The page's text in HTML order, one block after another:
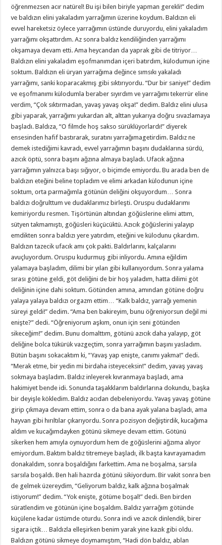
öğrenmezsen acır natürel! Bu işi bilen biriyle yapman gerekli!” dedim
ve baldızın elini yakaladım yarrağımın üzerine koydum. Baldızın eli
evvel hareketsiz öylece yarrağımın üstünde duruyordu, elini yakaladım
yarrağımı okşattırdım. Az sonra baldız kendiliğinden yarrağımı
okşamaya devam etti. Ama heycandan da yaprak gibi de titriyor…
Baldızın elini yakaladım eşofmanımdan içeri batırdım, külodumun içine
soktum. Baldızın eli üryan yarrağıma değince sımsıkı yakaladı
yarrağımı, sanki koparacakmış gibi sıktırıyordu. “Dur bir saniye!” dedim
ve eşofmanımı külodumla beraber sıyırdım ve yarrağımı tekerrür eline
verdim, “Çok sıktırmadan, yavaş yavaş okşa!” dedim. Baldız elini ulusa
gibi yaparak, yarrağımı yukardan alt, alttan yukarıya doğru sıvazlamaya
başladı. Baldıza, “O filmde hoş sakso sürüklüyorlardı!” diyerek
ensesinden hafif bastırarak, suratını yarrağımagetirdim. Baldız ne
demek istediğimi kavradı, evvel yarrağımın başını dudaklarına sürdü,
azıcık öptü, sonra başını ağzına almaya başladı. Ufacık ağzına
yarrağımın yalnızca başı sığıyor, o biçimde emiyordu. Bu arada ben de
baldızın eteğini beline topladım ve elimi arkadan külodunun içine
soktum, orta parmağımla götünün deliğini okşuyordum… Sonra
baldızı doğrulttum ve dudaklarımız birleşti. Oruspu dudaklarımı
kemiriyordu resmen. Tişörtünün altından göğüslerine elimi attım,
sütyen takmamıştı, göğüsleri küçücüktü. Azıcık göğüslerini yalayıp
emdikten sonra baldızı yere yatırdım, eteğini ve külodunu çıkardım.
Baldızın tazecik ufacık amı çok pakti. Baldırlarını, kalçalarını
avuçluyordum. Oruspu kudurmuş gibi inliyordu. Amına eğildim
yalamaya başladım, dilimi bir yılan gibi kullanıyordum. Sonra yalama
sırası götüne geldi, göt deliğini de bir hoş yaladım, hatta dilimi göt
deliğinin içine dahi soktum. Götünden amına, amından götüne doğru
yalaya yalaya baldızı orgazm ettim… “Kalk baldız, yarrağı yemenin
süreyi geldi!” dedim. “Ama ben bakireyim, bunu öğreniyorsun değil mi
enişte?” dedi. “Öğreniyorum aşkım, onun için seni götünden
sikeceğim!” dedim. Bunu domalttım, götünü azıcık daha yalayıp, göt
deliğine bolca tükürük vazgeçtim, sonra yarrağımın başını yasladım.
Bütün başını sokacaktım ki, “Yavaş yap enişte, canımı yakma!” dedi.
“Merak etme, bir yedin mi birdaha isteyeceksin!” dedim, yavaş yavaş
sokmaya başladım. Baldız inleyerek kıvranmaya başladı, ama
hakimiyet bende idi. Sonunda taşakklarım baldırlarına dokundu, başka
bir deyişle kökledim. Baldız acıdan debeleniyordu. Yavaş yavaş götüne
girip çıkmaya devam ettim, sonra o da bana ayak yalana başladı, ama
hayvan gibi hırıltılar çıkarıyordu. Sonra pozisyon değiştirdik, kucağıma
aldım ve kucağımdayken götünü sikmeye devam ettim. Götünü
sikerken hem amıyla oynuyordum hem de göğüslerini ağzıma alıyor
emiyordum. Baktım baldız titremeye başladı, ilk başta kavrayamadım
donakaldım, sonra boşaldığını farkettim. Ama ne boşalma, sarsıla
sarsıla boşaldı. Ben hali hazırda götünü sikiyordum. Bir vakit sonra ben
de gelmek üzereydim, “Geliyorum baldız, kalk ağzına boşalmak
istiyorum!” dedim. “Yok enişte, götüme boşal!” dedi. Ben birden
süratlendim ve götünün içine boşaldım. Baldız yarrağım götünde
küçülene kadar üstümde oturdu. Sonra indi ve azıcık dinlendik, birer
sigara içtik… Baldızla elleşirken benim yarak yine kazık gibi oldu.
Baldızın götünü sikmeye doymamıştım, “Hadi dön baldız, ablan